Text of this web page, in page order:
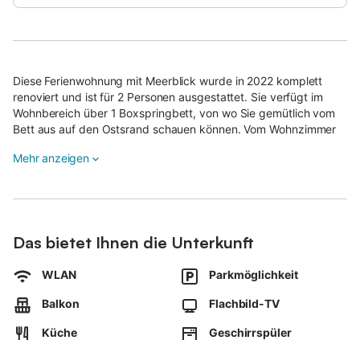
Diese Ferienwohnung mit Meerblick wurde in 2022 komplett
renoviert und ist für 2 Personen ausgestattet. Sie verfügt im
Wohnbereich über 1 Boxspringbett, von wo Sie gemütlich vom
Bett aus auf den Ostsrand schauen können. Vom Wohnzimmer
Ostseite, das Wattenmeer, von Hörnum. Zur Wohnung gehört ein
In erster Meerlinie liegt diese 1-Raum Ferienwohnung im 2. OG
Die örtlichen Einkaufsmöglichkeiten und der Hafen sind in nur
wenigen Gehminuten zu erreichen. Der Oststrand für ein
morgendliches Bad im Meer ist nur einen Katzensprung entfernt.
Mehr anzeigen
Das bietet Ihnen die Unterkunft
WLAN Parkmöglichkeit
Balkon Flachbild-TV
Küche Geschirrspüler